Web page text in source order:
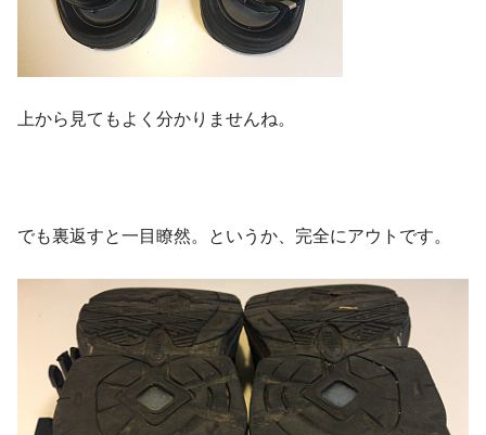
上から見てもよく分かりませんね。
でも裏返すと一目瞭然。というか、完全にアウトです。